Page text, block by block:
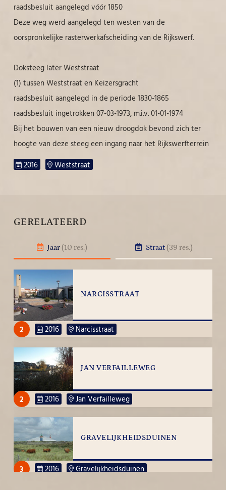
raadsbesluit aangelegd vóór 1850
Deze weg werd aangelegd ten westen van de
oorspronkelijke rasterwerkafscheiding van de Rijkswerf.
Doksteeg later Weststraat
(1) tussen Weststraat en Keizersgracht
raadsbesluit aangelegd in de periode 1830-1865
raadsbesluit ingetrokken 07-03-1973, m.i.v. 01-01-1974
Bij het bouwen van een nieuw droogdok bevond zich ter
hoogte van deze steeg een ingang naar het Rijkswerfterrein
2016
Weststraat
GERELATEERD
Jaar (10 res.) Straat (39 res.)
NARCISSTRAAT
2 2016 Narcisstraat
JAN VERFAILLEWEG
2 2016 Jan Verfailleweg
GRAVELIJKHEIDSDUINEN
3 2016 Gravelijkheidsduinen